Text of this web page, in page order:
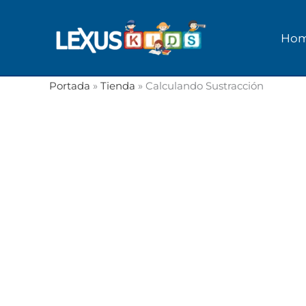
Portada » Tienda » Calculando Sustracción